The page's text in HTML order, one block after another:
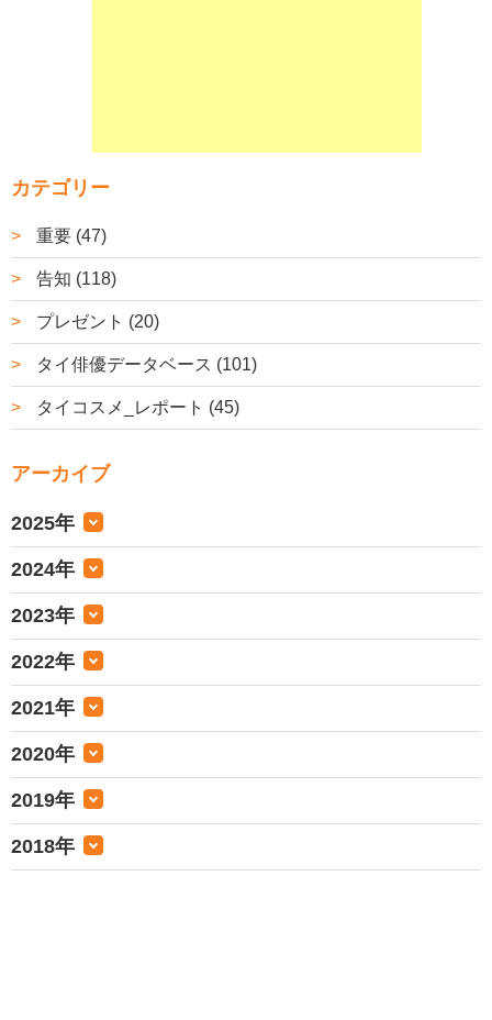
カテゴリー
重要 (47)
告知 (118)
プレゼント (20)
タイ俳優データベース (101)
タイコスメ_レポート (45)
アーカイブ
2025年
2024年
2023年
2022年
2021年
2020年
2019年
2018年